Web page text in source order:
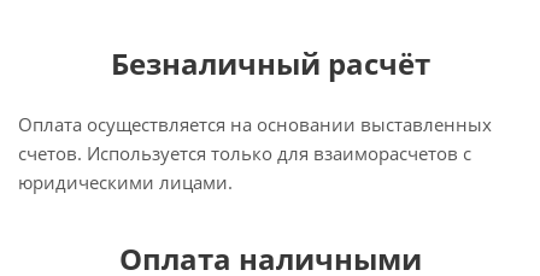
Безналичный расчёт
Оплата осуществляется на основании выставленных
счетов. Используется только для взаиморасчетов с
юридическими лицами.
Оплата наличными